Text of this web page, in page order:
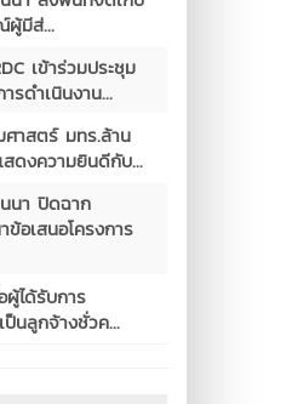
ผู้มีส่...
เข้าร่วมประชุม
รดำเนินงาน...
าสตร์ มทร.ล้าน
ดงความยินดีกับ...
นา ปิดฉาก
อเสนอโครงการ
ผู้ได้รับการ
นลูกจ้างชั่วค...